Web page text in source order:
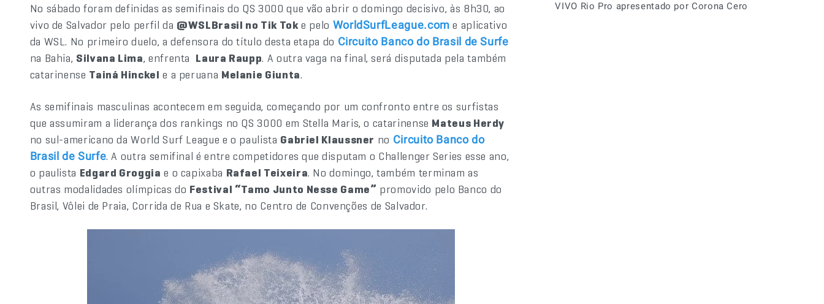
No sábado foram definidas as semifinais do QS 3000 que vão abrir o domingo decisivo, às 8h30, ao
vivo de Salvador pelo perfil da @WSLBrasil no Tik Toke pelo WorldSurfLeague.com e aplicativo
da WSL. No primeiro duelo, a defensora do título desta etapa do Circuito Banco do Brasil de Surfe
na Bahia, Silvana Lima, enfrenta Laura Raupp. A outra vaga na final, será disputada pela também
catarinense Tainá Hinckel e a peruana Melanie Giunta.
As semifinais masculinas acontecem em seguida, começando por um confronto entre os surfistas
que assumiram a liderança dos rankings no QS 3000 em Stella Maris, o catarinense Mateus Herdy
no sul-americano da World Surf League e o paulista Gabriel Klaussner no Circuito Banco do
Brasil de Surfe. A outra semifinal é entre competidores que disputam o Challenger Series esse ano,
o paulista Edgard Groggia e o capixaba Rafael Teixeira. No domingo, também terminam as
outras modalidades olímpicas do Festival “Tamo Junto Nesse Game” promovido pelo Banco do
Brasil, Vôlei de Praia, Corrida de Rua e Skate, no Centro de Convenções de Salvador.
VIVO Rio Pro apresentado por Corona Cero